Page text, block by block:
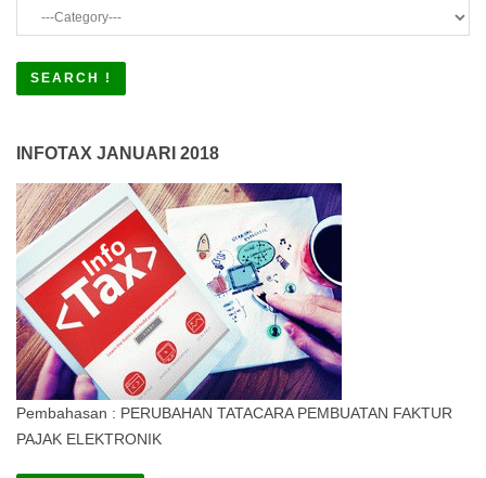
INFOTAX JANUARI 2018
Pembahasan : PERUBAHAN TATACARA PEMBUATAN FAKTUR
PAJAK ELEKTRONIK